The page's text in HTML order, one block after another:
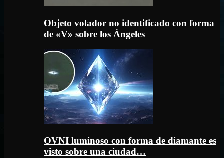
Objeto volador no identificado con forma
de «V» sobre los Ángeles
OVNI luminoso con forma de diamante es
visto sobre una ciudad…